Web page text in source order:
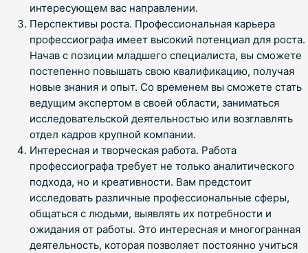
интересующем вас направлении.
Перспективы роста. Профессиональная карьера
профессиографа имеет высокий потенциал для роста.
Начав с позиции младшего специалиста, вы сможете
постепенно повышать свою квалификацию, получая
новые знания и опыт. Со временем вы сможете стать
ведущим экспертом в своей области, заниматься
исследовательской деятельностью или возглавлять
отдел кадров крупной компании.
Интересная и творческая работа. Работа
профессиографа требует не только аналитического
подхода, но и креативности. Вам предстоит
исследовать различные профессиональные сферы,
общаться с людьми, выявлять их потребности и
ожидания от работы. Это интересная и многогранная
деятельность, которая позволяет постоянно учиться